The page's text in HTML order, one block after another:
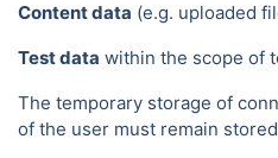
Content data (e.g. uploaded
Test data within the scope of
The temporary storage of
of the user must remain